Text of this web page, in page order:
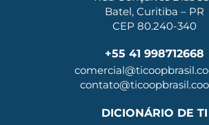
Batel, Curitiba – PR
CEP 80.240-340
+55 41 998712668
DICIONÁRIO DE TI